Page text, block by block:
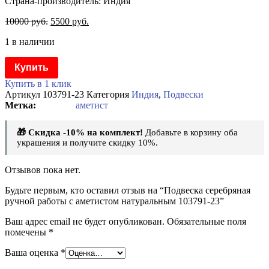
10000руб. 5500 руб.
1 в наличии
Купить
Купить в 1 клик
Артикул 103791-23 Категория Индия, Подвески
аметист
🎁 Скидка -10% на комплект! Добавьте в корзину оба
украшения и получите скидку 10%.
Отзывов пока нет.
Будьте первым, кто оставил отзыв на “Подвеска серебряная
ручной работы с аметистом натуральным 103791-23”
Ваш адрес email не будет опубликован. Обязательные поля
помечены *
Ваша оценка *